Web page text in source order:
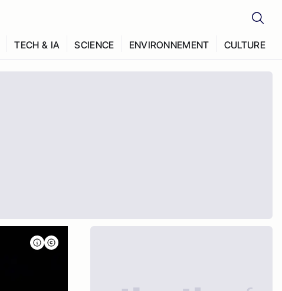
TECH & IA SCIENCE ENVIRONNEMENT CULTURE